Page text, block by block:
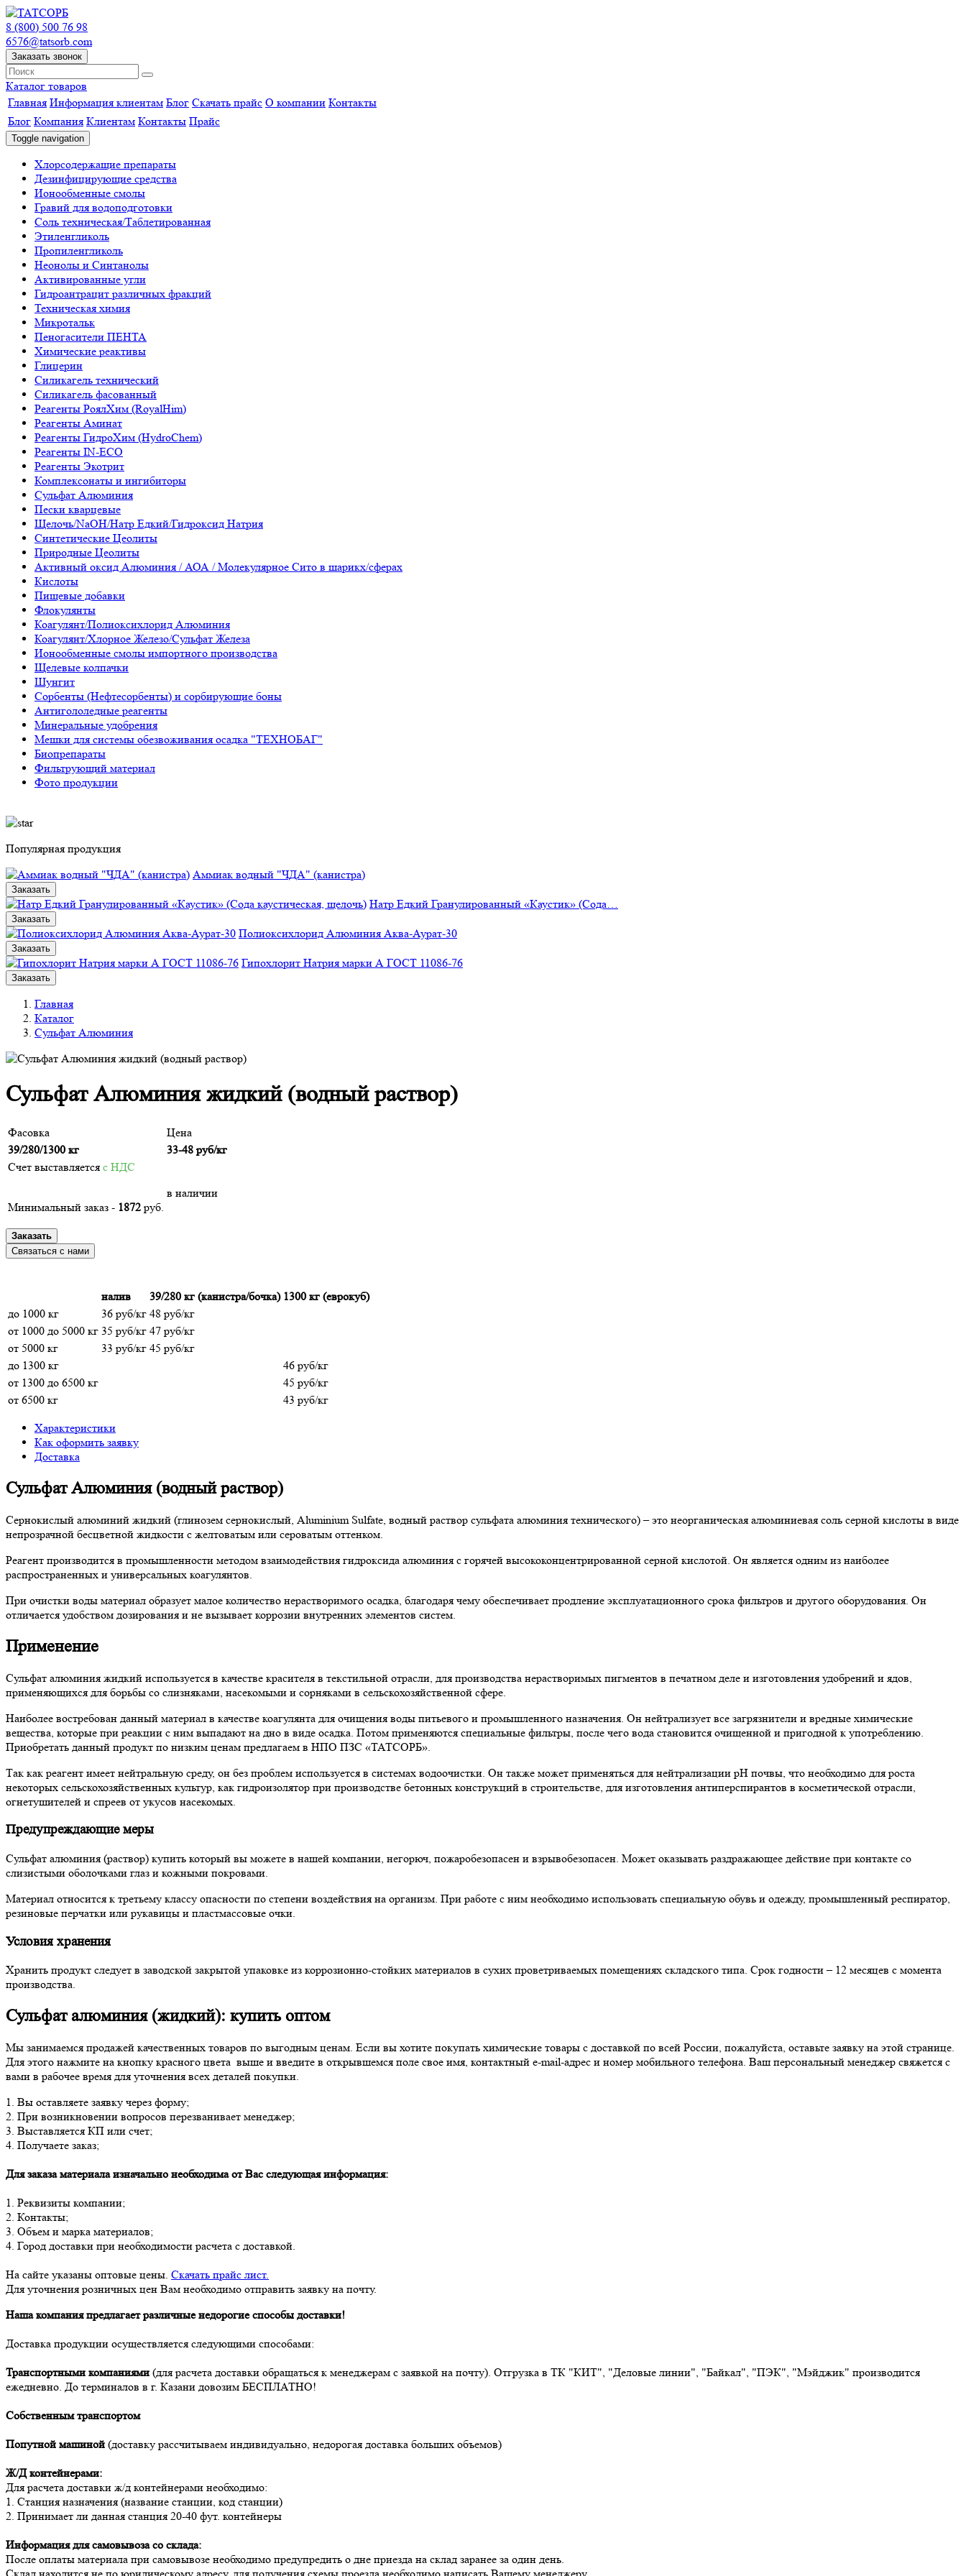
8 (800) 500 76 98
6576@tatsorb.com
Заказать звонок
Каталог товаров
Главная Информация клиентам Блог Скачать прайс О компании Контакты
Блог Компания Клиентам Контакты Прайс
Toggle navigation
Хлорсодержащие препараты
Дезинфицирующие средства
Ионообменные смолы
Гравий для водоподготовки
Соль техническая/Таблетированная
Этиленгликоль
Пропиленгликоль
Неонолы и Синтанолы
Активированные угли
Гидроантрацит различных фракций
Техническая химия
Микротальк
Пеногасители ПЕНТА
Химические реактивы
Глицерин
Силикагель технический
Силикагель фасованный
Реагенты РоялХим (RoyalHim)
Реагенты Аминат
Реагенты ГидроХим (HydroChem)
Реагенты IN-ECO
Реагенты Экотрит
Комплексонаты и ингибиторы
Сульфат Алюминия
Пески кварцевые
Щелочь/NaOH/Натр Едкий/Гидроксид Натрия
Синтетические Цеолиты
Природные Цеолиты
Активный оксид Алюминия / АОА / Молекулярное Сито в шарикх/сферах
Кислоты
Пищевые добавки
Флокулянты
Коагулянт/Полиоксихлорид Алюминия
Коагулянт/Хлорное Железо/Сульфат Железа
Ионообменные смолы импортного производства
Щелевые колпачки
Шунгит
Сорбенты (Нефтесорбенты) и сорбирующие боны
Антигололедные реагенты
Минеральные удобрения
Мешки для системы обезвоживания осадка "ТЕХНОБАГ"
Биопрепараты
Фильтрующий материал
Фото продукции
Популярная продукция
Аммиак водный "ЧДА" (канистра)
Заказать
Натр Едкий Гранулированный «Каустик» (Сода…
Заказать
Полиоксихлорид Алюминия Аква-Аурат-30
Заказать
Гипохлорит Натрия марки А ГОСТ 11086-76
Заказать
Главная
Каталог
Сульфат Алюминия
Сульфат Алюминия жидкий (водный раствор)
Фасовка
Цена
39/280/1300 кг
33-48 руб/кг
Счет выставляется с НДС
Минимальный заказ - 1872 руб.
в наличии
Заказать
Связаться с нами
налив 39/280 кг (канистра/бочка) 1300 кг (еврокуб)
до 1000 кг
36 руб/кг 48 руб/кг
от 1000 до 5000 кг 35 руб/кг 47 руб/кг
от 5000 кг
33 руб/кг 45 руб/кг
до 1300 кг
46 руб/кг
от 1300 до 6500 кг
45 руб/кг
от 6500 кг
43 руб/кг
Характеристики
Как оформить заявку
Доставка
Сульфат Алюминия (водный раствор)
Сернокислый алюминий жидкий (глинозем сернокислый, Aluminium Sulfate, водный раствор сульфата алюминия технического) – это неорганическая алюминиевая соль серной кислоты в виде
непрозрачной бесцветной жидкости с желтоватым или сероватым оттенком.
Реагент производится в промышленности методом взаимодействия гидроксида алюминия с горячей высококонцентрированной серной кислотой. Он является одним из наиболее
распространенных и универсальных коагулянтов.
При очистки воды материал образует малое количество нерастворимого осадка, благодаря чему обеспечивает продление эксплуатационного срока фильтров и другого оборудования. Он
отличается удобством дозирования и не вызывает коррозии внутренних элементов систем.
Применение
Сульфат алюминия жидкий используется в качестве красителя в текстильной отрасли, для производства нерастворимых пигментов в печатном деле и изготовления удобрений и ядов,
применяющихся для борьбы со слизняками, насекомыми и сорняками в сельскохозяйственной сфере.
Наиболее востребован данный материал в качестве коагулянта для очищения воды питьевого и промышленного назначения. Он нейтрализует все загрязнители и вредные химические
вещества, которые при реакции с ним выпадают на дно в виде осадка. Потом применяются специальные фильтры, после чего вода становится очищенной и пригодной к употреблению.
Приобретать данный продукт по низким ценам предлагаем в НПО ПЗС «ТАТСОРБ».
Так как реагент имеет нейтральную среду, он без проблем используется в системах водоочистки. Он также может применяться для нейтрализации pH почвы, что необходимо для роста
некоторых сельскохозяйственных культур, как гидроизолятор при производстве бетонных конструкций в строительстве, для изготовления антиперспирантов в косметической отрасли,
огнетушителей и спреев от укусов насекомых.
Предупреждающие меры
Сульфат алюминия (раствор) купить который вы можете в нашей компании, негорюч, пожаробезопасен и взрывобезопасен. Может оказывать раздражающее действие при контакте со
слизистыми оболочками глаз и кожными покровами.
Материал относится к третьему классу опасности по степени воздействия на организм. При работе с ним необходимо использовать специальную обувь и одежду, промышленный респиратор,
резиновые перчатки или рукавицы и пластмассовые очки.
Условия хранения
Хранить продукт следует в заводской закрытой упаковке из коррозионно-стойких материалов в сухих проветриваемых помещениях складского типа. Срок годности – 12 месяцев с момента
производства.
Сульфат алюминия (жидкий): купить оптом
Мы занимаемся продажей качественных товаров по выгодным ценам. Если вы хотите покупать химические товары с доставкой по всей России, пожалуйста, оставьте заявку на этой странице.
Для этого нажмите на кнопку красного цвета выше и введите в открывшемся поле свое имя, контактный e-mail-адрес и номер мобильного телефона. Ваш персональный менеджер свяжется с
вами в рабочее время для уточнения всех деталей покупки.
1. Вы оставляете заявку через форму;
2. При возникновении вопросов перезванивает менеджер;
3. Выставляется КП или счет;
4. Получаете заказ;
Для заказа материала изначально необходима от Вас следующая информация:
1. Реквизиты компании;
2. Контакты;
3. Объем и марка материалов;
4. Город доставки при необходимости расчета с доставкой.
На сайте указаны оптовые цены. Скачать прайс лист.
Для уточнения розничных цен Вам необходимо отправить заявку на почту.
Наша компания предлагает различные недорогие способы доставки!
Доставка продукции осуществляется следующими способами:
Транспортными компаниями (для расчета доставки обращаться к менеджерам с заявкой на почту). Отгрузка в ТК "КИТ", "Деловые линии", "Байкал", "ПЭК", "Мэйджик" производится
ежедневно. До терминалов в г. Казани довозим БЕСПЛАТНО!
Собственным транспортом
Попутной машиной (доставку рассчитываем индивидуально, недорогая доставка больших объемов)
Ж/Д контейнерами:
Для расчета доставки ж/д контейнерами необходимо:
1. Станция назначения (название станции, код станции)
2. Принимает ли данная станция 20-40 фут. контейнеры
Информация для самовывоза со склада:
После оплаты материала при самовывозе необходимо предупредить о дне приезда на склад заранее за один день.